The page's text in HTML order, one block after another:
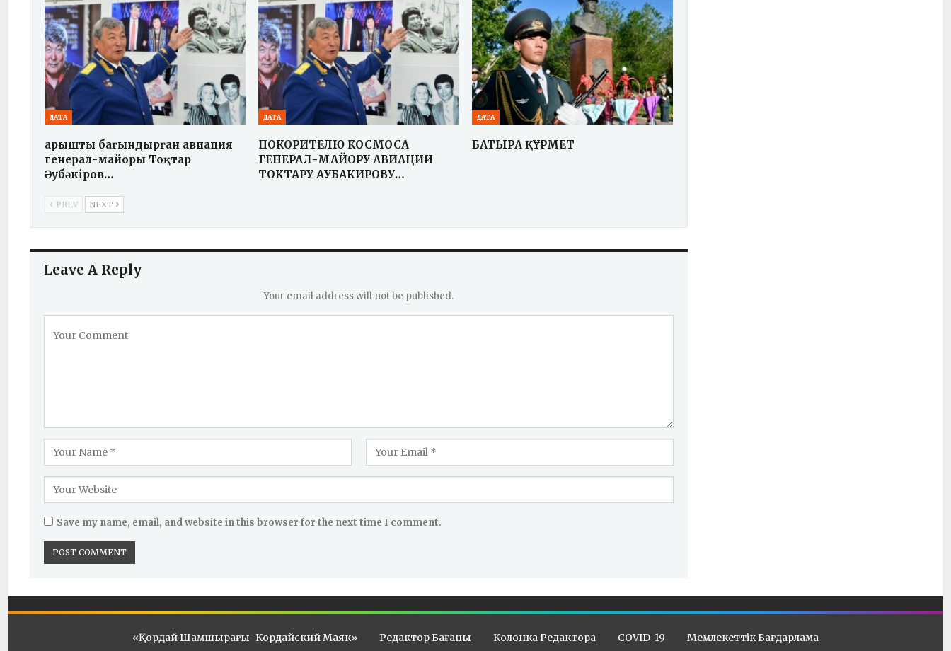
ДАТА
Ғарышты бағындырған авиация
генерал-майоры Тоқтар
Әубәкіров…
ДАТА
ПОКОРИТЕЛЮ КОСМОСА
ГЕНЕРАЛ-МАЙОРУ АВИАЦИИ
ТОКТАРУ АУБАКИРОВУ…
ДАТА
БАТЫРҒА ҚҰРМЕТ
PREV NEXT
Leave A Reply
Your email address will not be published.
Save my name, email, and website in this browser for the next time I comment.
«Қордай Шамшырағы-Кордайский Маяк» Редактор Бағаны Колонка Редактора COVID-19 Мемлекеттік Бағдарлама